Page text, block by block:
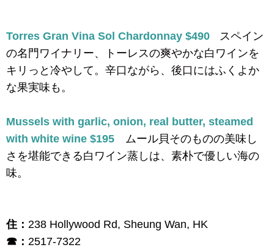
Torres Gran Vina Sol Chardonnay $490
スペイン
の名門ワイナリー、トーレスの爽やかな白ワインを
キリっと冷やして。辛口ながら、後口にはふくよか
な果実味も。
Mussels with garlic, onion, real butter, steamed
with white wine $195 ムール貝そのものの美味し
さを堪能できる白ワイン蒸しは、素朴で優しい海の
味。
住： 238 Hollywood Rd, Sheung Wan, HK
☎： 2517-7322